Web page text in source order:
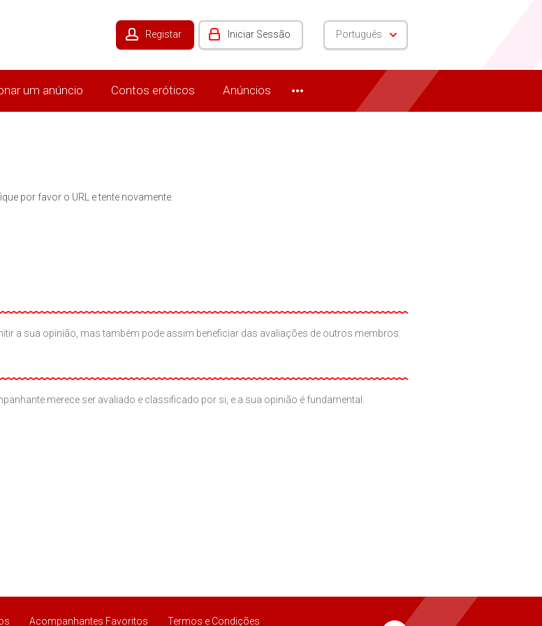
Registar Iniciar Sessão Português
um anúncio Contos eróticos Anúncios
por favor o URL e tente novamente.
a sua opinião, mas também pode assim beneficiar das avaliações de outros membros.
merece ser avaliado e classificado por si, e a sua opinião é fundamental.
Acompanhantes Favoritos Termos e Condições